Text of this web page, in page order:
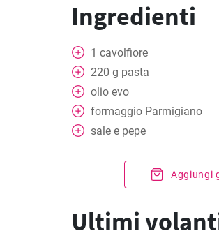
Ingredienti
1 cavolfiore
220 g pasta
olio evo
formaggio Parmigiano
sale e pepe
Aggiungi
Ultimi